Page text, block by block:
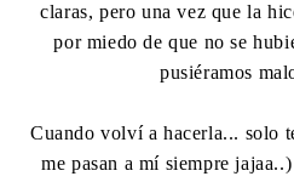
claras, pero una vez que la
por miedo de que no se
pusiéramos
Cuando volví a hacerla... solo
me pasan a mí siempre